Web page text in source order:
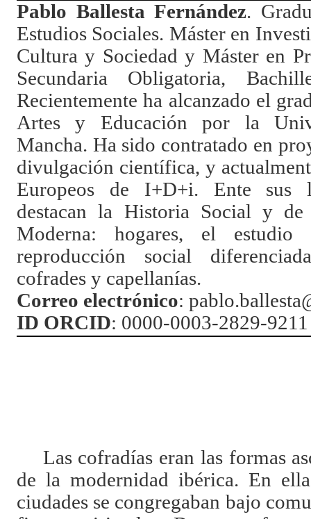
Pablo Ballesta Fernández.
Estudios Sociales. Máster en
Cultura y Sociedad y Máster en
Secundaria Obligatoria,
Recientemente ha alcanzado el
Artes y Educación por la
Mancha. Ha sido contratado en
divulgación científica, y
Europeos de I+D+i. Ente sus
destacan la Historia Social y
Moderna: hogares, el
reproducción social
cofrades y capellanías.
Correo electrónico:
ID ORCID: 0000-0003-2829-9211
Las cofradías eran las formas
de la modernidad ibérica. En
ciudades se congregaban bajo